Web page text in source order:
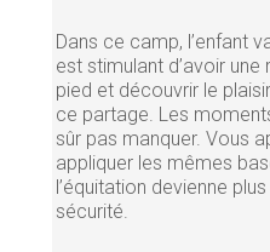
Dans ce camp, l’enfant
est stimulant d’avoir
pied et découvrir le
ce partage. Les
sûr pas manquer. Vous
appliquer les mêmes
l’équitation devienne
sécurité.